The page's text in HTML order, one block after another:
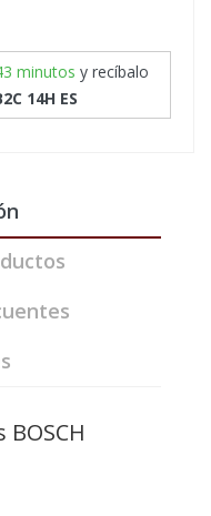
minutos y recíbalo
14H ES